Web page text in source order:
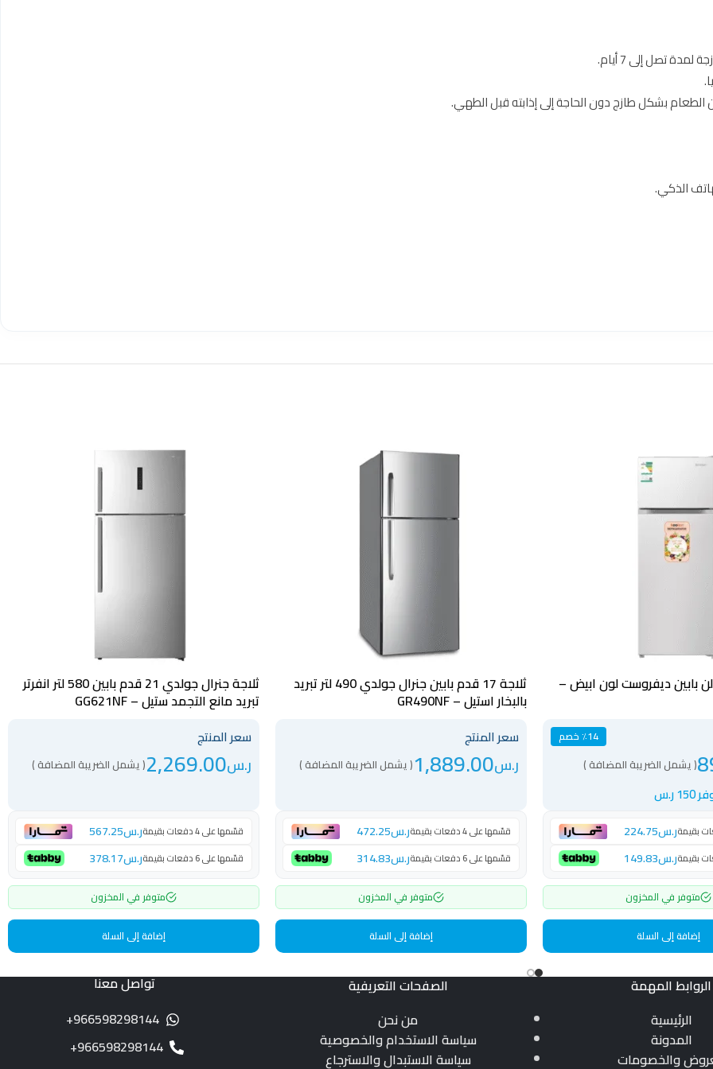
كولن بابين ديفروست لون ابيض –
٪14 خصم
( يشمل الضريبة المضافة )
150 ر.س
ر.س224.75
ر.س149.83
متوفر في المخزون
إضافة إلى السلة
ثلاجة 17 قدم بابين جنرال جولدي 490 لتر تبريد
بالبخار استيل – GR490NF
سعر المنتج
ر.س1,889.00( يشمل الضريبة المضافة )
قسّمها على 4 دفعات بقيمة ر.س472.25
قسّمها على 6 دفعات بقيمة ر.س314.83
متوفر في المخزون
إضافة إلى السلة
ثلاجة جنرال جولدي 21 قدم بابين 580 لتر انفرتر
تبريد مانع التجمد ستيل – GG621NF
سعر المنتج
ر.س2,269.00( يشمل الضريبة المضافة )
قسّمها على 4 دفعات بقيمة ر.س567.25
قسّمها على 6 دفعات بقيمة ر.س378.17
متوفر في المخزون
إضافة إلى السلة
الروابط المهمة
الرئيسية
المدونة
والخصومات
الصفحات التعريفية
من نحن
سياسة الاستخدام والخصوصية
سياسة الاستبدال والاسترجاع
تواصل معنا
966598298144+
966598298144+